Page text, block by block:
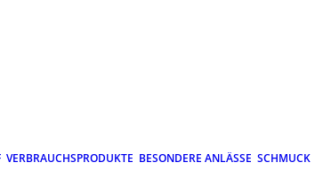
VERBRAUCHSPRODUKTE BESONDERE ANLÄSSE SCHMUCK